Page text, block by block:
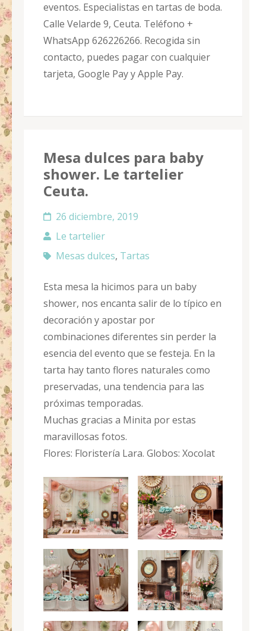
eventos. Especialistas en tartas de boda.
Calle Velarde 9, Ceuta. Teléfono +
WhatsApp 626226266. Recogida sin
contacto, puedes pagar con cualquier
tarjeta, Google Pay y Apple Pay.
Mesa dulces para baby
shower. Le tartelier
Ceuta.
26 diciembre, 2019
Le tartelier
Mesas dulces, Tartas
Esta mesa la hicimos para un baby
shower, nos encanta salir de lo típico en
decoración y apostar por
combinaciones diferentes sin perder la
esencia del evento que se festeja. En la
tarta hay tanto flores naturales como
preservadas, una tendencia para las
próximas temporadas.
Muchas gracias a Minita por estas
maravillosas fotos.
Flores: Floristería Lara. Globos: Xocolat